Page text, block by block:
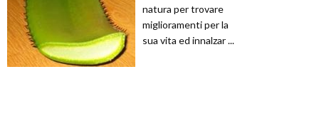
natura per trovare
miglioramenti per la
sua vita ed innalzar ...